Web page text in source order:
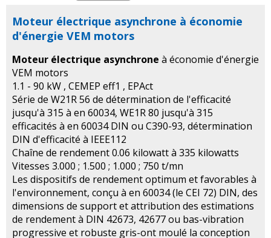
Moteur électrique asynchrone à économie
d'énergie VEM motors
Moteur électrique asynchrone à économie d'énergie
VEM motors
1.1 - 90 kW , CEMEP eff1 , EPAct
Série de W21R 56 de détermination de l'efficacité
jusqu'à 315 à en 60034, WE1R 80 jusqu'à 315
efficacités à en 60034 DIN ou C390-93, détermination
DIN d'efficacité à IEEE112
Chaîne de rendement 0.06 kilowatt à 335 kilowatts
Vitesses 3.000 ; 1.500 ; 1.000 ; 750 t/mn
Les dispositifs de rendement optimum et favorables à
l'environnement, conçu à en 60034 (le CEI 72) DIN, des
dimensions de support et attribution des estimations
de rendement à DIN 42673, 42677 ou bas-vibration
progressive et robuste gris-ont moulé la conception